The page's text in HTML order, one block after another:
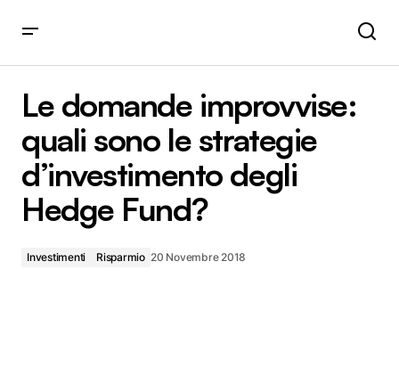
d’investimento degli Hedge Fund?
Le domande improvvise:
quali sono le strategie
d’investimento degli
Hedge Fund?
Investimenti Risparmio 20 Novembre 2018